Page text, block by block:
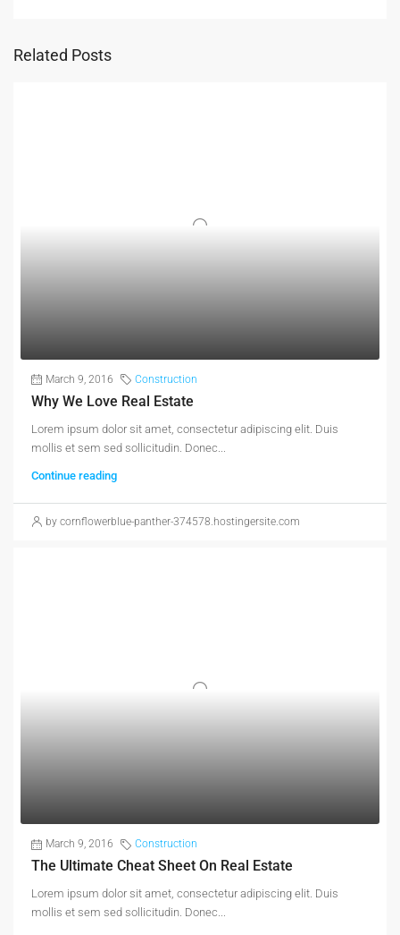
Related Posts
March 9, 2016 Construction
Why We Love Real Estate
Lorem ipsum dolor sit amet, consectetur adipiscing elit. Duis
mollis et sem sed sollicitudin. Donec...
Continue reading
by cornflowerblue-panther-374578.hostingersite.com
March 9, 2016 Construction
The Ultimate Cheat Sheet On Real Estate
Lorem ipsum dolor sit amet, consectetur adipiscing elit. Duis
mollis et sem sed sollicitudin. Donec...